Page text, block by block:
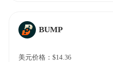
BUMP
美元价格：$14.36